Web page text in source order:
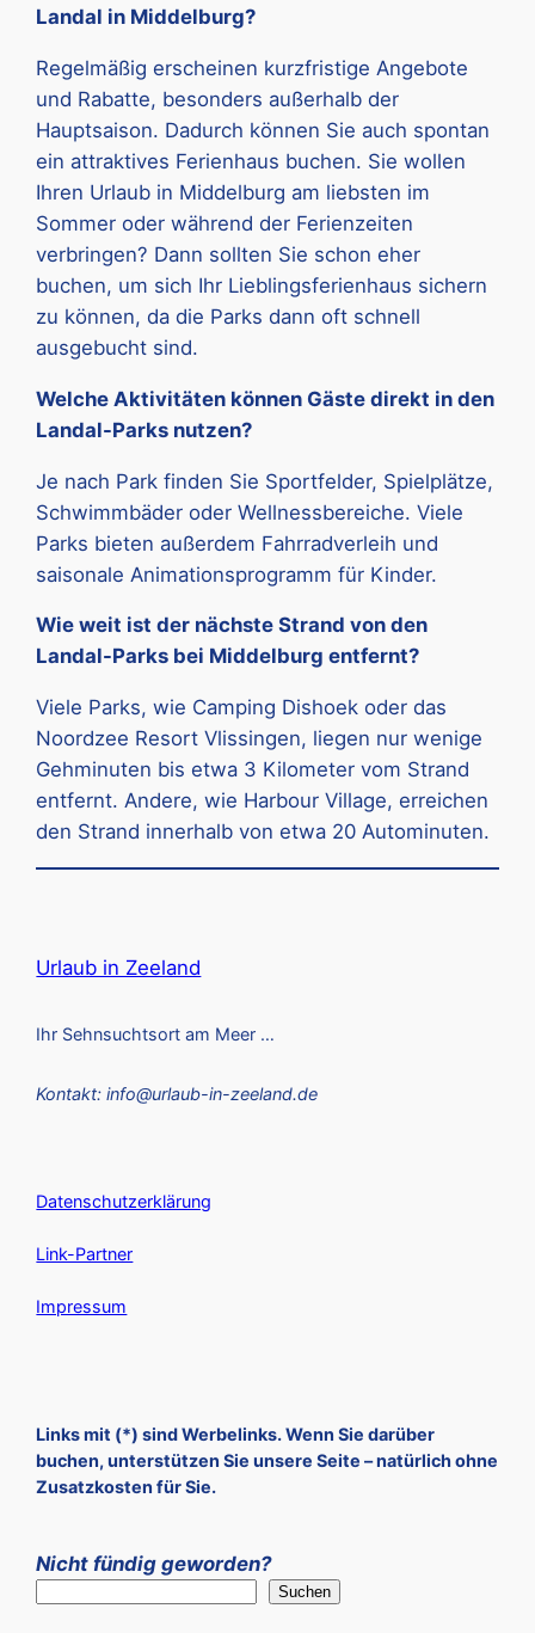
Landal in Middelburg?
Regelmäßig erscheinen kurzfristige Angebote
und Rabatte, besonders außerhalb der
Hauptsaison. Dadurch können Sie auch spontan
ein attraktives Ferienhaus buchen. Sie wollen
Ihren Urlaub in Middelburg am liebsten im
Sommer oder während der Ferienzeiten
verbringen? Dann sollten Sie schon eher
buchen, um sich Ihr Lieblingsferienhaus sichern
zu können, da die Parks dann oft schnell
ausgebucht sind.
Welche Aktivitäten können Gäste direkt in den
Landal-Parks nutzen?
Je nach Park finden Sie Sportfelder, Spielplätze,
Schwimmbäder oder Wellnessbereiche. Viele
Parks bieten außerdem Fahrradverleih und
saisonale Animationsprogramm für Kinder.
Wie weit ist der nächste Strand von den
Landal-Parks bei Middelburg entfernt?
Viele Parks, wie Camping Dishoek oder das
Noordzee Resort Vlissingen, liegen nur wenige
Gehminuten bis etwa 3 Kilometer vom Strand
entfernt. Andere, wie Harbour Village, erreichen
den Strand innerhalb von etwa 20 Autominuten.
Urlaub in Zeeland
Ihr Sehnsuchtsort am Meer …
Kontakt: info@urlaub-in-zeeland.de
Datenschutzerklärung
Link-Partner
Impressum
Links mit (*) sind Werbelinks. Wenn Sie darüber
buchen, unterstützen Sie unsere Seite – natürlich ohne
Zusatzkosten für Sie.
Nicht fündig geworden?
Suchen